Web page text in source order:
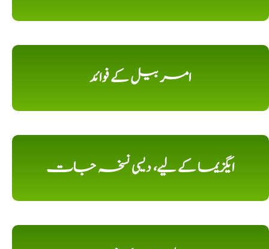
امر بیل کے فوائد
ایگزیما کے لیے، دیسی نسخہ جات